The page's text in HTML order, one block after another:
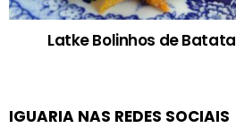
Latke Bolinhos de
IGUARIA NAS REDES SOCIAIS